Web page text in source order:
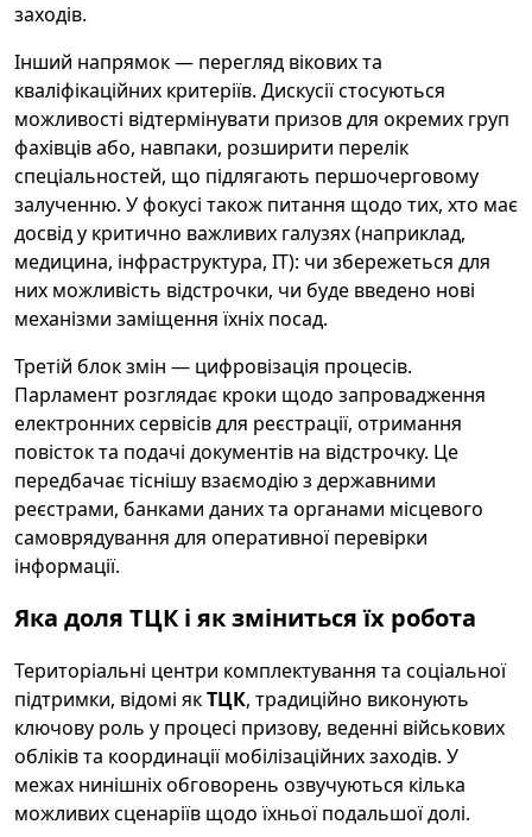
заходів.
Інший напрямок — перегляд вікових та
кваліфікаційних критеріїв. Дискусії стосуються
можливості відтермінувати призов для окремих груп
фахівців або, навпаки, розширити перелік
спеціальностей, що підлягають першочерговому
залученню. У фокусі також питання щодо тих, хто має
досвід у критично важливих галузях (наприклад,
медицина, інфраструктура, ІТ): чи збережеться для
них можливість відстрочки, чи буде введено нові
механізми заміщення їхніх посад.
Третій блок змін — цифровізація процесів.
Парламент розглядає кроки щодо запровадження
електронних сервісів для реєстрації, отримання
повісток та подачі документів на відстрочку. Це
передбачає тіснішу взаємодію з державними
реєстрами, банками даних та органами місцевого
самоврядування для оперативної перевірки
інформації.
Яка доля ТЦК і як зміниться їх робота
Територіальні центри комплектування та соціальної
підтримки, відомі якТЦК, традиційно виконують
ключову роль у процесі призову, веденні військових
обліків та координації мобілізаційних заходів. У
межах нинішніх обговорень озвучуються кілька
можливих сценаріїв щодо їхньої подальшої долі.